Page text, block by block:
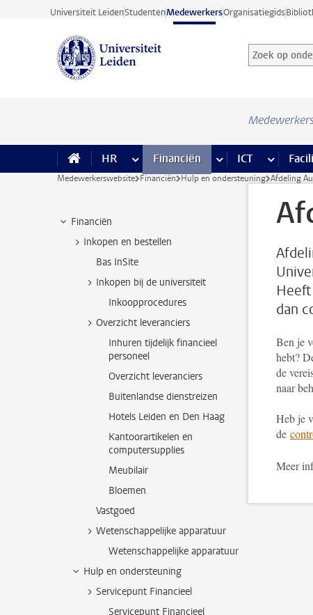
Ga direct naar de inhoud
Universiteit LeidenStudentenMedewerkersOrganisatiegids
Zoek op
Zoekterm
HR meer HR pagina’s
Financiën meer Financiën
ICT meer ICT
Medewerkerswebsite Financiën Hulp en ondersteuning Afdeling
Financiën
Inkopen en bestellen
Bas InSite
Inkopen bij de universiteit
Inkoopprocedures
Overzicht leveranciers
Inhuren tijdelijk financieel
personeel
Overzicht leveranciers
Buitenlandse dienstreizen
Hotels Leiden en Den Haag
Kantoorartikelen en
computersupplies
Meubilair
Bloemen
Vastgoed
Wetenschappelijke apparatuur
Wetenschappelijke apparatuur
Hulp en ondersteuning
Servicepunt Financieel
Servicepunt Financieel
dan
Ben je
hebt?
de
naar
Heb je
de
Meer